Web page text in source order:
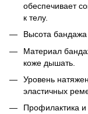
обеспечивает
к телу.
Высота бандажа
Материал
коже дышать.
Уровень
эластичных
Профилактика и